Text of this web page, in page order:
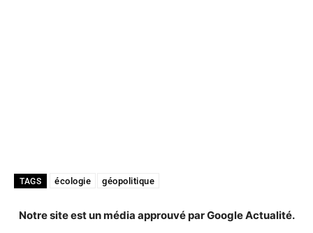
TAGS écologie géopolitique
Notre site est un média approuvé par Google Actualité.